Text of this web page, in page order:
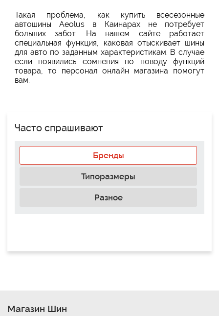
Такая проблема, как купить всесезонные
автошины Aeolus в Каинарах не потребует
больших забот. На нашем сайте работает
специальная функция, каковая отыскивает шины
для авто по заданным характеристикам. В случае
если появились сомнения по поводу функций
товара, то персонал онлайн магазина помогут
вам.
Часто спрашивают
Бренды
Типоразмеры
Разное
Магазин Шин